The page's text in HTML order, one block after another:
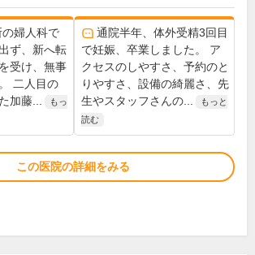
婦人科で
ず、新へ転
受け、無事
二人目の
加藤...
もっ
通院半年、体外受精3回目
で妊娠、卒業しました。 ア
クセスのしやすさ、予約のと
りやすさ、設備の綺麗さ、先
生やスタッフさんの...
もっと
読む
この医院の詳細をみる